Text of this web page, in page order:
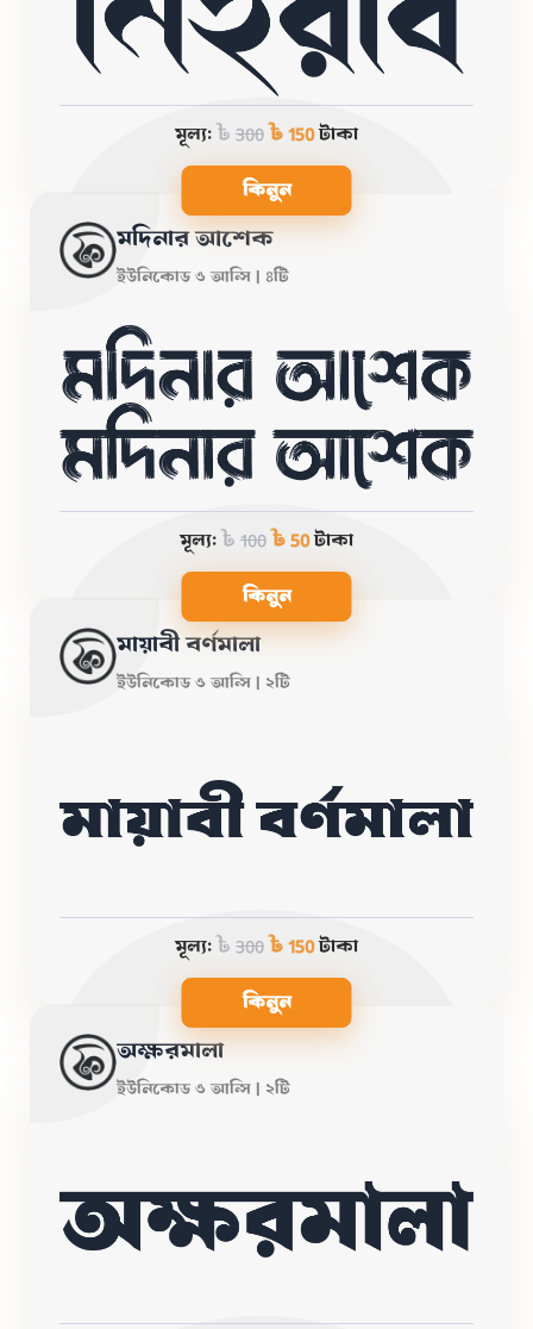
মূল্য:৳ 300৳ 150টাকা
কিনুন
মদিনার আশেক
ইউনিকোড ও আন্সি | ৪টি
মূল্য:৳ 100৳ 50টাকা
কিনুন
মায়াবী বর্ণমালা
ইউনিকোড ও আন্সি | ২টি
মূল্য:৳ 300৳ 150টাকা
কিনুন
অক্ষরমালা
ইউনিকোড ও আন্সি | ২টি